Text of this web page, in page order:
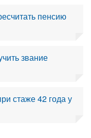
пенсию
звание
стаже 42 года у